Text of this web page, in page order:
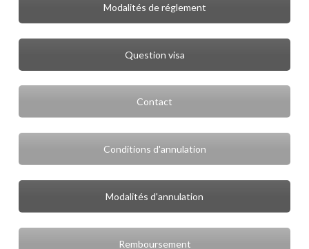
Modalités de réglement
Question visa
Contact
Conditions d'annulation
Modalités d'annulation
Remboursement